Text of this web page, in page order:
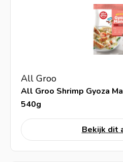
All Groo
All Groo Shrimp Gyoza
540g
Bekijk dit